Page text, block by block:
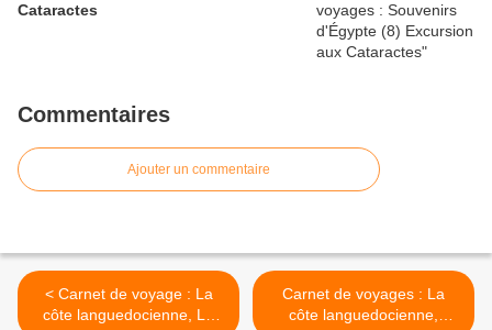
Cataractes
Commentaires
Ajouter un commentaire
< Carnet de voyage : La
côte languedocienne, Le
Carnet de voyages : La
côte languedocienne,